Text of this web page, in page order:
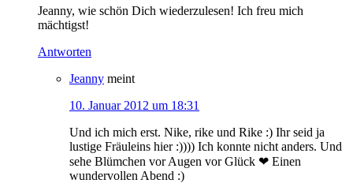
Jeanny, wie schön Dich wiederzulesen! Ich freu mich
mächtigst!
Antworten
Jeanny meint
10. Januar 2012 um 18:31
Und ich mich erst. Nike, rike und Rike :) Ihr seid ja
lustige Fräuleins hier :)))) Ich konnte nicht anders. Und
sehe Blümchen vor Augen vor Glück ❤ Einen
wundervollen Abend :)